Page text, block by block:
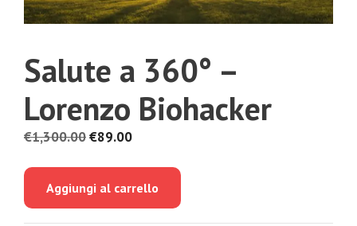
Salute a 360° –
Lorenzo Biohacker
€1,300.00Il
era:
€89.00Il
è:
Aggiungi al carrello